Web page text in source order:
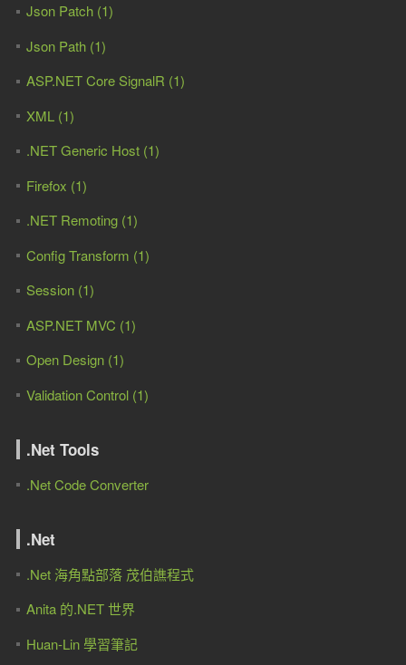
Json Patch (1)
Json Path (1)
ASP.NET Core SignalR (1)
XML (1)
.NET Generic Host (1)
Firefox (1)
.NET Remoting (1)
Config Transform (1)
Session (1)
ASP.NET MVC (1)
Open Design (1)
Validation Control (1)
.Net Tools
.Net Code Converter
.Net
.Net 海角點部落 茂伯譙程式
Anita 的.NET 世界
Huan-Lin 學習筆記